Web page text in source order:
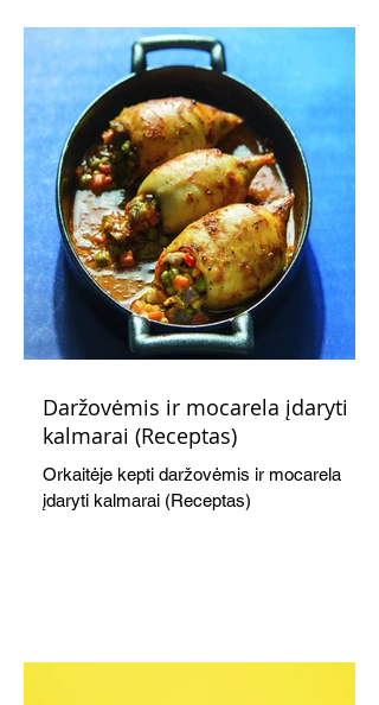
Daržovėmis ir mocarela įdaryti
kalmarai (Receptas)
Orkaitėje kepti daržovėmis ir mocarela
įdaryti kalmarai (Receptas)